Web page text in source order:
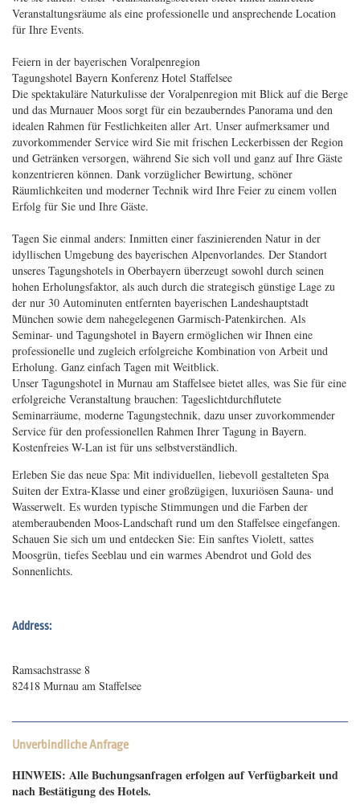
Veranstaltungsräume als eine professionelle und ansprechende Location
für Ihre Events.
Feiern in der bayerischen Voralpenregion
Tagungshotel Bayern Konferenz Hotel Staffelsee
Die spektakuläre Naturkulisse der Voralpenregion mit Blick auf die Berge
und das Murnauer Moos sorgt für ein bezauberndes Panorama und den
idealen Rahmen für Festlichkeiten aller Art. Unser aufmerksamer und
zuvorkommender Service wird Sie mit frischen Leckerbissen der Region
und Getränken versorgen, während Sie sich voll und ganz auf Ihre Gäste
konzentrieren können. Dank vorzüglicher Bewirtung, schöner
Räumlichkeiten und moderner Technik wird Ihre Feier zu einem vollen
Erfolg für Sie und Ihre Gäste.
Tagen Sie einmal anders: Inmitten einer faszinierenden Natur in der
idyllischen Umgebung des bayerischen Alpenvorlandes. Der Standort
unseres Tagungshotels in Oberbayern überzeugt sowohl durch seinen
hohen Erholungsfaktor, als auch durch die strategisch günstige Lage zu
der nur 30 Autominuten entfernten bayerischen Landeshauptstadt
München sowie dem nahegelegenen Garmisch-Patenkirchen. Als
Seminar- und Tagungshotel in Bayern ermöglichen wir Ihnen eine
professionelle und zugleich erfolgreiche Kombination von Arbeit und
Erholung. Ganz einfach Tagen mit Weitblick.
Unser Tagungshotel in Murnau am Staffelsee bietet alles, was Sie für eine
erfolgreiche Veranstaltung brauchen: Tageslichtdurchflutete
Seminarräume, moderne Tagungstechnik, dazu unser zuvorkommender
Service für den professionellen Rahmen Ihrer Tagung in Bayern.
Kostenfreies W-Lan ist für uns selbstverständlich.
Erleben Sie das neue Spa: Mit individuellen, liebevoll gestalteten Spa
Suiten der Extra-Klasse und einer großzügigen, luxuriösen Sauna- und
Wasserwelt. Es wurden typische Stimmungen und die Farben der
atemberaubenden Moos-Landschaft rund um den Staffelsee eingefangen.
Schauen Sie sich um und entdecken Sie: Ein sanftes Violett, sattes
Moosgrün, tiefes Seeblau und ein warmes Abendrot und Gold des
Sonnenlichts.
Address:
Ramsachstrasse 8
82418 Murnau am Staffelsee
Unverbindliche Anfrage
HINWEIS: Alle Buchungsanfragen erfolgen auf Verfügbarkeit und
nach Bestätigung des Hotels.